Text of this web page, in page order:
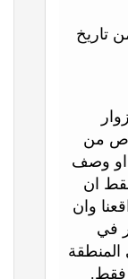
تاريخ
من
او وصف
ان
وان
في
فقط.